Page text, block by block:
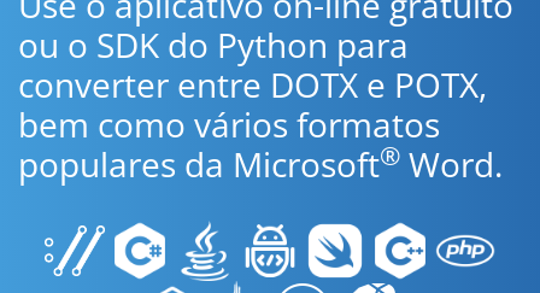
ou o SDK do Python para
converter entre DOTX e POTX,
bem como vários formatos
populares da Microsoft® Word.